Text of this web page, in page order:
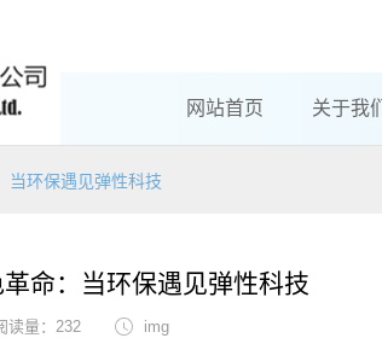
网站首页 关于我们
当环保遇见弹性科技
命：当环保遇见弹性科技
读量：232 img